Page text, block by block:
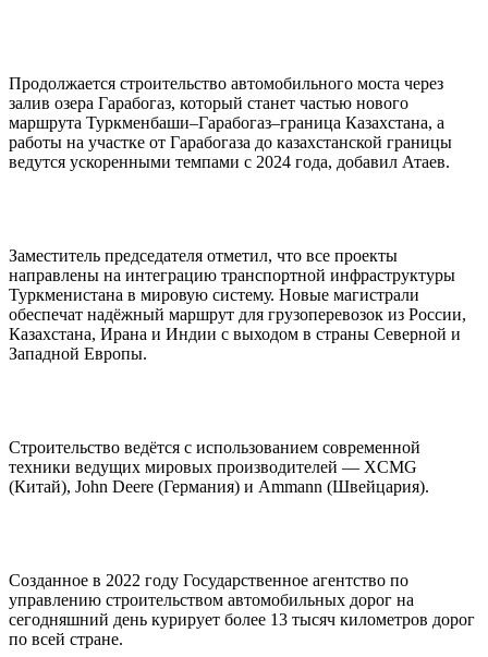
Продолжается строительство автомобильного моста через
залив озера Гарабогаз, который станет частью нового
маршрута Туркменбаши–Гарабогаз–граница Казахстана, а
работы на участке от Гарабогаза до казахстанской границы
ведутся ускоренными темпами с 2024 года, добавил Атаев.
Заместитель председателя отметил, что все проекты
направлены на интеграцию транспортной инфраструктуры
Туркменистана в мировую систему. Новые магистрали
обеспечат надёжный маршрут для грузоперевозок из России,
Казахстана, Ирана и Индии с выходом в страны Северной и
Западной Европы.
Строительство ведётся с использованием современной
техники ведущих мировых производителей — XCMG
(Китай), John Deere (Германия) и Ammann (Швейцария).
Созданное в 2022 году Государственное агентство по
управлению строительством автомобильных дорог на
сегодняшний день курирует более 13 тысяч километров дорог
по всей стране.